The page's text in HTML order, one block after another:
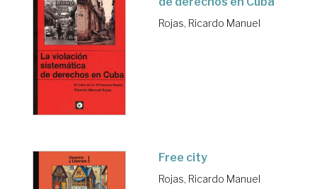
Rojas, Ricardo Manuel
Free city
Rojas, Ricardo Manuel